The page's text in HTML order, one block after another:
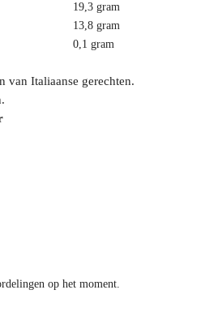
19,3 gram
13,8 gram
0,1 gram
van Italiaanse gerechten.
op het moment.